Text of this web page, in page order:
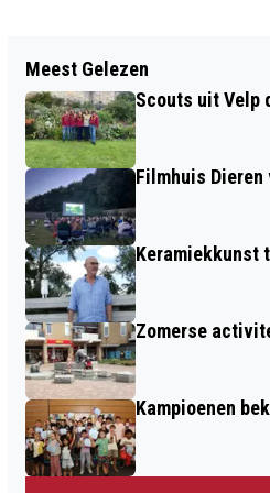
VOLGENS DE POLITIE
VERDACHTE DORST
Meest Gelezen
Scouts uit Velp
Filmhuis
Keramiekkunst
Zomerse
Kampioenen